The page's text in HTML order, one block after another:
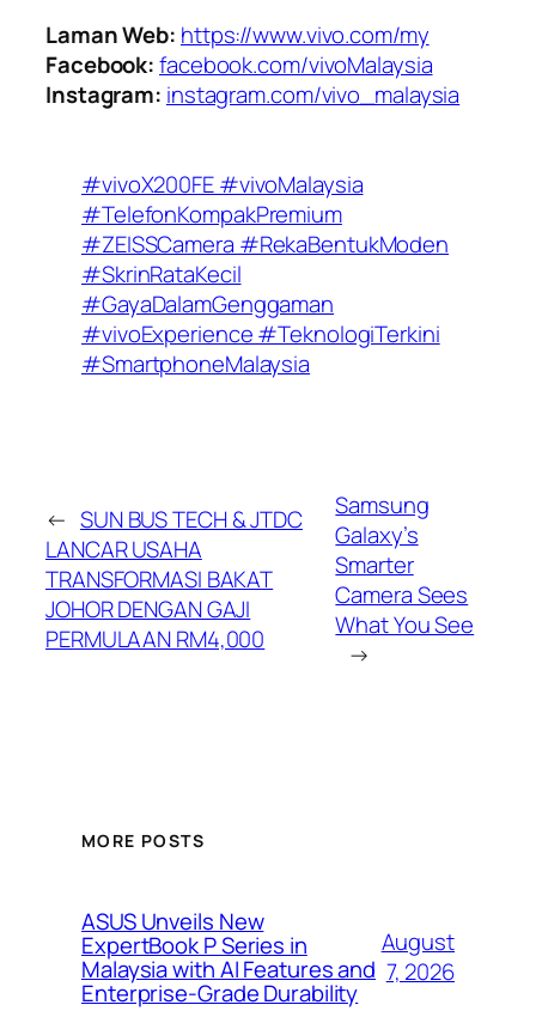
Laman Web: https://www.vivo.com/my
Facebook:facebook.com/vivoMalaysia
Instagram: instagram.com/vivo_malaysia
#vivoX200FE #vivoMalaysia
#TelefonKompakPremium
#ZEISSCamera #RekaBentukModen
#SkrinRataKecil
#GayaDalamGenggaman
#vivoExperience #TeknologiTerkini
#SmartphoneMalaysia
← SUN BUS TECH & JTDC
LANCAR USAHA
TRANSFORMASI BAKAT
JOHOR DENGAN GAJI
PERMULAAN RM4,000
Samsung
Galaxy’s
Smarter
Camera Sees
What You See
→
MORE POSTS
ASUS Unveils New
ExpertBook P Series in
Malaysia with AI Features and
Enterprise-Grade Durability
August
7, 2026